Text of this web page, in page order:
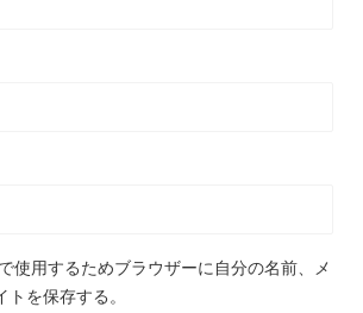
使用するためブラウザーに自分の名前、メ
を保存する。